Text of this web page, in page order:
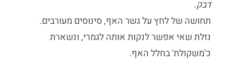
דבק.
תחושה של לחץ על גשר האף, סינוסים מעורבים.
נזלת שאי אפשר לנקות אותה לגמרי, ונשארת
כ'משקולת' בחלל האף.